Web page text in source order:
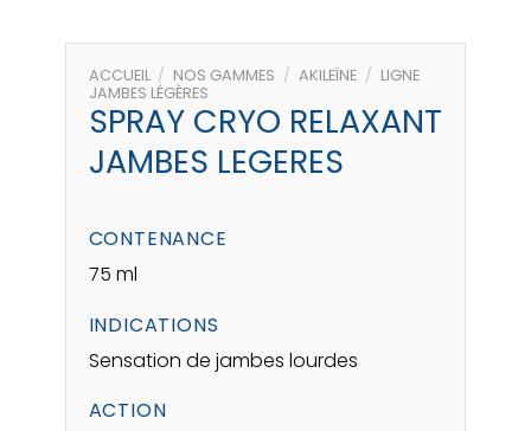
ACCUEIL / NOS GAMMES / AKILEÏNE / LIGNE
JAMBES LÉGÈRES
SPRAY CRYO RELAXANT
JAMBES LEGERES
CONTENANCE
75 ml
INDICATIONS
Sensation de jambes lourdes
ACTION